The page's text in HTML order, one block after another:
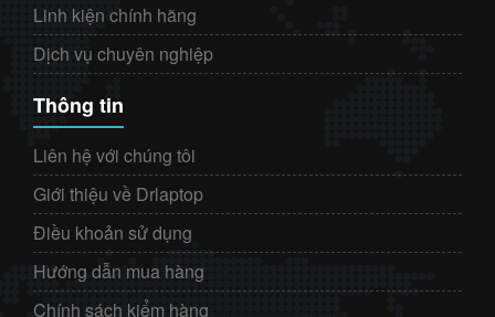
Linh kiện chính hãng
Dịch vụ chuyên nghiệp
Thông tin
Liên hệ với chúng tôi
Giới thiệu về Drlaptop
Điều khoản sử dụng
Hướng dẫn mua hàng
Chính sách kiểm hàng